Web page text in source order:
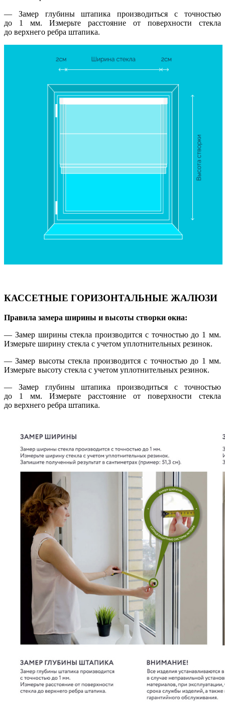
— Замер глубины штапика производиться с точностью
до 1 мм. Измерьте расстояние от поверхности стекла
до верхнего ребра штапика.
КАССЕТНЫЕ ГОРИЗОНТАЛЬНЫЕ ЖАЛЮЗИ
Правила замера ширины и высоты створки окна:
— Замер ширины стекла производится с точностью до 1 мм.
Измерьте ширину стекла с учетом уплотнительных резинок.
— Замер высоты стекла производится с точностью до 1 мм.
Измерьте высоту стекла с учетом уплотнительных резинок.
— Замер глубины штапика производиться с точностью
до 1 мм. Измерьте расстояние от поверхности стекла
до верхнего ребра штапика.